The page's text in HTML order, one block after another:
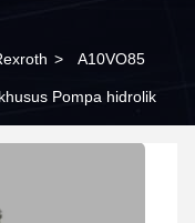
> A10VO85
Pompa hidrolik